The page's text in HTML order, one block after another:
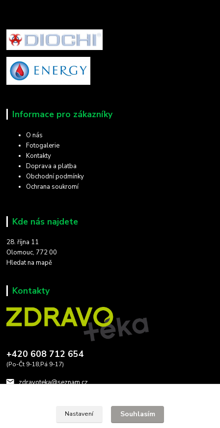
Informace pro zákazníky
O nás
Fotogalerie
Kontakty
Doprava a platba
Obchodní podmínky
Ochrana soukromí
Kde nás najdete
28. října 11
Olomouc, 772 00
Hledat na mapě
Kontakty
+420 608 712 654
(Po-Čt 9-18,Pá 9-17)
zdravoteka@seznam.cz
Nastavení Souhlasím